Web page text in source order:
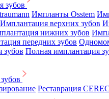
зубов
Импланты Osstem
Имплантация верхних зубов
нижних зубов
передних зубов
зубов Полная имплантация
Реставрация CEREC